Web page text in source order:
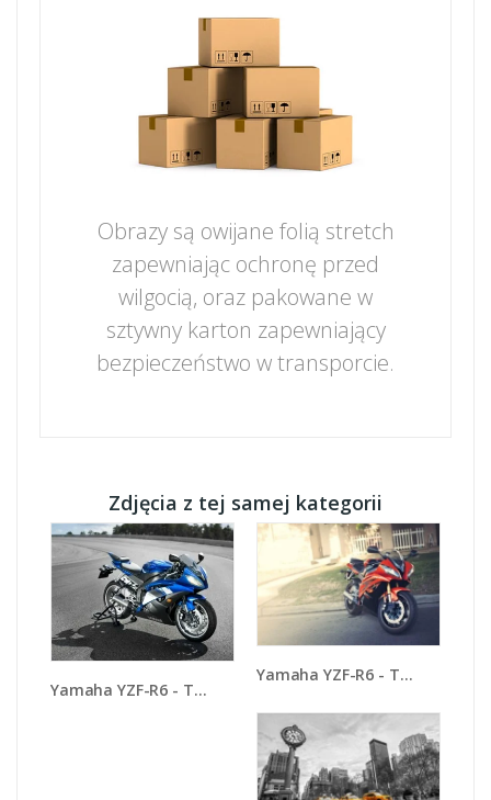
Obrazy są owijane folią stretch
zapewniając ochronę przed
wilgocią, oraz pakowane w
sztywny karton zapewniający
bezpieczeństwo w transporcie.
Zdjęcia z tej samej kategorii
Yamaha YZF-R6 - TM098
Yamaha YZF-R6 - TM117